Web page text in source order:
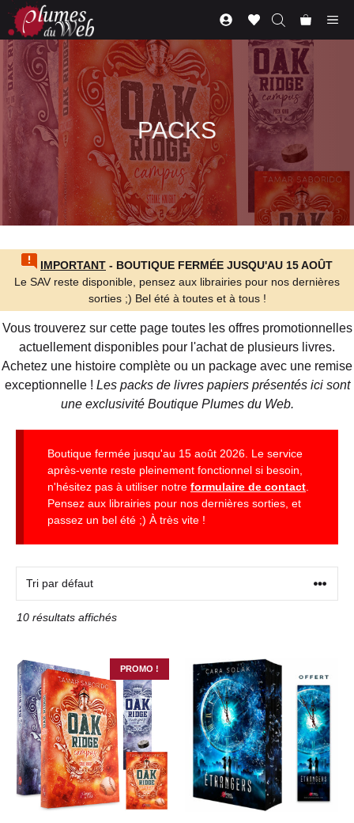
Aller
contenu
PACKS
IMPORTANT - BOUTIQUE FERMÉE JUSQU'AU 15 AOÛT
Le SAV reste disponible, pensez aux librairies pour nos dernières
sorties ;) Bel été à toutes et à tous !
Vous trouverez sur cette page toutes les offres promotionnelles
actuellement disponibles pour l'achat de plusieurs livres.
Achetez une histoire complète ou un package avec une remise
exceptionnelle ! Les packs de livres papiers présentés ici sont
une exclusivité Boutique Plumes du Web.
Boutique fermée jusqu'au 15 août 2026. Le service
après-vente reste pleinement fonctionnel si besoin,
n'hésitez pas à utiliser notre formulaire de contact
Pensez aux librairies pour nos dernières sorties, et
passez un bel été ;) À très vite !
10 résultats affichés
PROMO !